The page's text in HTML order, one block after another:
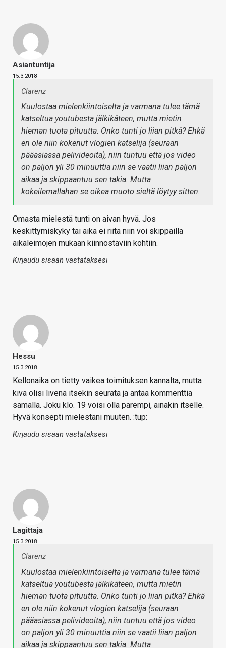
Asiantuntija
15.3.2018
Clarenz
Kuulostaa mielenkiintoiselta ja varmana tulee tämä
katseltua youtubesta jälkikäteen, mutta mietin
hieman tuota pituutta. Onko tunti jo liian pitkä? Ehkä
en ole niin kokenut vlogien katselija (seuraan
pääasiassa pelivideoita), niin tuntuu että jos video
on paljon yli 30 minuuttia niin se vaatii liian paljon
aikaa ja skippaantuu sen takia. Mutta
kokeilemallahan se oikea muoto sieltä löytyy sitten.
Omasta mielestä tunti on aivan hyvä. Jos
keskittymiskyky tai aika ei riitä niin voi skippailla
aikaleimojen mukaan kiinnostaviin kohtiin.
Kirjaudu sisään vastataksesi
Hessu
15.3.2018
Kellonaika on tietty vaikea toimituksen kannalta, mutta
kiva olisi livenä itsekin seurata ja antaa kommenttia
samalla. Joku klo. 19 voisi olla parempi, ainakin itselle.
Hyvä konsepti mielestäni muuten. :tup:
Kirjaudu sisään vastataksesi
Lagittaja
15.3.2018
Clarenz
Kuulostaa mielenkiintoiselta ja varmana tulee tämä
katseltua youtubesta jälkikäteen, mutta mietin
hieman tuota pituutta. Onko tunti jo liian pitkä? Ehkä
en ole niin kokenut vlogien katselija (seuraan
pääasiassa pelivideoita), niin tuntuu että jos video
on paljon yli 30 minuuttia niin se vaatii liian paljon
aikaa ja skippaantuu sen takia. Mutta